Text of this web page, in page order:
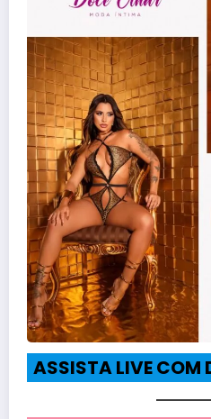
ASSISTA LIVE COM